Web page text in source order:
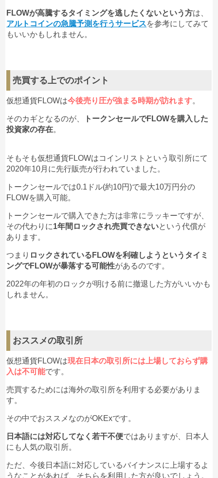
FLOWが高騰するタイミングを逃したくないという方は、
アルトコインの急騰予測を行うサービスを参考にしてみて
もいいかもしれません。
売買する上でのポイント
仮想通貨FLOWは今後売り圧が強まる時期が訪れます。
そのカギとなるのが、
トークンセールでFLOWを購入した
投資家の存在。
そもそも仮想通貨FLOWはコインリストという取引所にて
2020年10月に先行販売が行われていました。
トークンセールでは0.1ドル(約10円)で最大10万円分の
FLOWを購入可能。
トークンセールで購入できた方は非常にラッキーですが、
その代わりに1年間ロックされ売買できないという代償が
あります。
つまり ロックされているFLOWを利確しようというタイミ
ングでFLOWが暴落する可能性があるのです。
2022年の年初のロックが明ける前に撤退した方がいいかも
しれません。
おススメの取引所
仮想通貨FLOWは現在日本の取引所には上場しておらず購
入は不可能です。
売買するためには海外の取引所を利用する必要がありま
す。
その中でおススメなのがOKExです。
日本語には対応してなく若干不便ではありますが、日本人
にも人気の取引所。
ただ、今後日本語に対応しているバイナンスに上場するよ
うなことがあれば、そちらを利用した方が良いでしょう。